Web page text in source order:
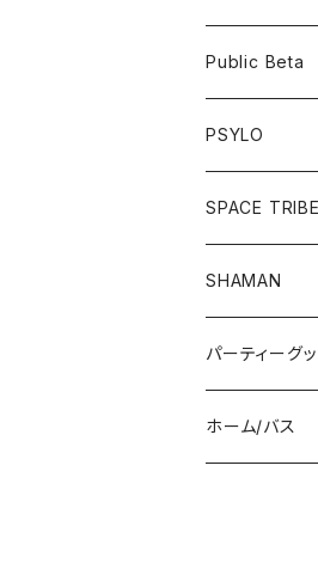
フーディー
パンツ
シューズ
服飾雑貨
ボトム
ワンピース
オールインワン
シューズ
服飾雑貨
Public Beta
半袖Tシャツ
フーディー
長袖Tシャツ
PSYLO
トップス
ボトム
服飾雑貨
SPACE TRIBE
Tシャツ
フーディー
ジャケット
SHAMAN
トップス
長袖Tシャツ
ボトム
パーティーグ
帽子/マスク
ホーム/バス